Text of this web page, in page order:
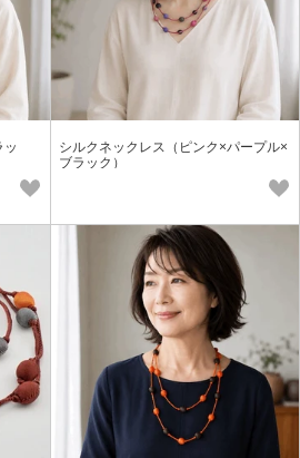
ッ
シルクネックレス（ピンク×パープル×
ブラック）